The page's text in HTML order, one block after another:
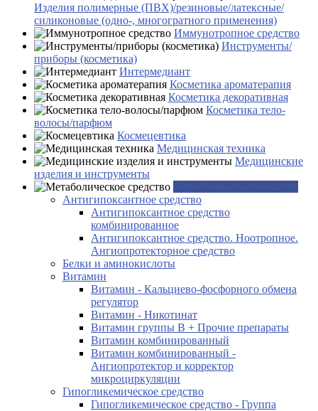
Изделия полимерные (ПВХ)/резиновые/латексные/
силиконовые (одно-, многогратного применения)
Иммунотропное средство
Инструменты/
приборы (косметика)
Интермедиант
Косметика ароматерапия
Косметика декоративная
Косметика тело-
волосы/парфюм
Космецевтика
Медицинская техника
Медицинские
изделия и инструменты
Метаболическое средство
Антигипоксантное средство
Антигипоксантное средство
комбинированное
Антигипоксантное средство. Ноотропное.
Ангиопротекторное средство
Белки и аминокислоты
Витамин
Витамин - Кальциево-фосфорного обмена
регулятор
Витамин - Никотинат
Витамин группы B + Прочие препараты
Витамин комбинированный
Витамин комбинированный -
Ангиопротектор и корректор
микроциркуляции
Гипогликемическое средство
Гипогликемическое средство - Группа